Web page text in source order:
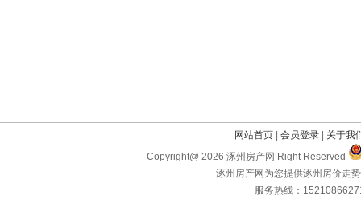
网站首页 会员登录
关于我
Copyright@ 2026 涿州房产网 Right Reserved
涿州房产网为您提供涿州房价走
服务热线：